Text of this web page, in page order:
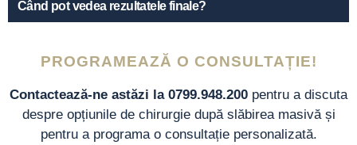
Când pot vedea rezultatele finale?
PROGRAMEAZĂ O CONSULTAȚIE!
Contactează-ne astăzi la 0799.948.200 pentru a discuta
despre opțiunile de chirurgie după slăbirea masivă și
pentru a programa o consultație personalizată.